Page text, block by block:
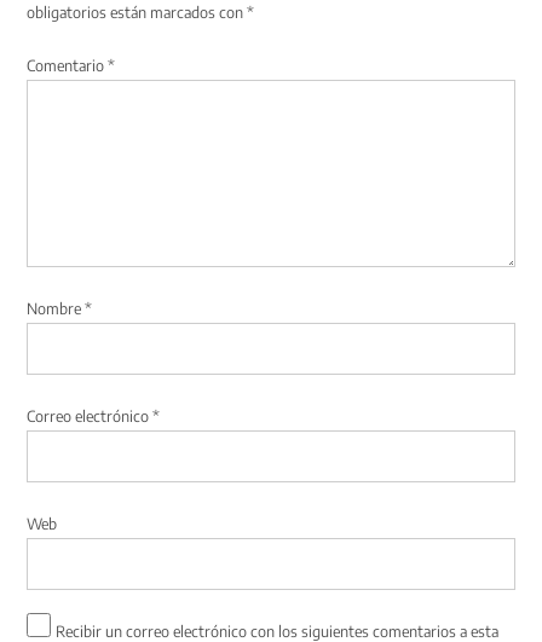
obligatorios están marcados con*
Comentario*
Nombre*
Correo electrónico*
Web
Recibir un correo electrónico con los siguientes comentarios a esta